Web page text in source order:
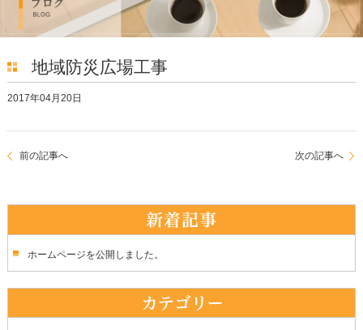
地域防災広場工事
2017年04月20日
前の記事へ 次の記事へ
ホームページを公開しました。